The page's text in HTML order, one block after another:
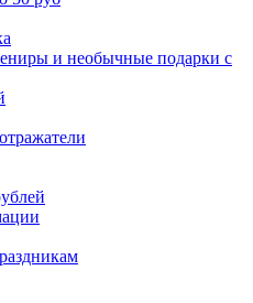
и необычные подарки с